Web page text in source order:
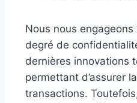
Nous nous
degré de
dernières innovations
permettant d’assurer
transactions.